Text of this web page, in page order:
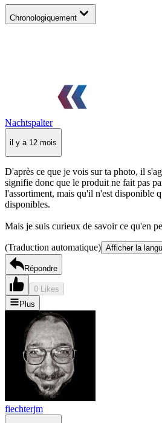
Chronologiquement
Nachtspalter
il y a 12 mois
D'après ce que je vois sur ta photo, il
signifie donc que le produit ne fait pas
l'assortiment, mais qu'il n'est disponible
disponibles.
Mais je suis curieux de savoir ce qu'en
(Traduction automatique) Afficher la
Répondre
0 Likes
Plus
fiechterjm